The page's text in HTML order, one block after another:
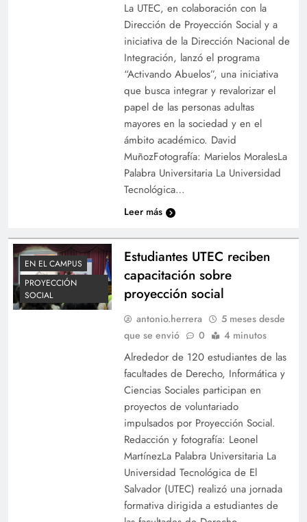
La UTEC, en colaboración con la
Dirección de Proyección Social y a
iniciativa de la Dirección Nacional de
Integración, lanzó el programa
“Activando Abuelos”, una iniciativa
que busca integrar y revalorizar el
papel de las personas adultas
mayores en la sociedad y en el
ámbito académico. David
MuñozFotografía: Marielos MoralesLa
Palabra Universitaria La Universidad
Tecnológica…
Leer más
EN EL CAMPUS
PROYECCIÓN
SOCIAL
Estudiantes UTEC reciben
capacitación sobre
proyección social
antonio.herrera
5 meses desde
que se envió
0 4 minutos
Alrededor de 120 estudiantes de las
facultades de Derecho, Informática y
Ciencias Sociales participan en
proyectos de voluntariado
impulsados por Proyección Social.
Redacción y fotografía: Leonel
MartínezLa Palabra Universitaria La
Universidad Tecnológica de El
Salvador (UTEC) realizó una jornada
formativa dirigida a estudiantes de